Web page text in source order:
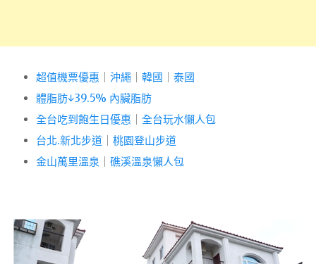
超值機票優惠 沖繩 韓國
泰國
體脂肪↓39.5% 內臟脂肪
全台吃到飽生日優惠
全台玩水懶人包
台北.新北步道
桃園登山步道
金山萬里溫泉
礁溪溫泉懶人包